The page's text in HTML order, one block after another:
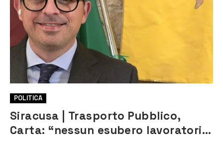
POLITICA
Siracusa | Trasporto Pubblico,
Carta: “nessun esubero lavoratori